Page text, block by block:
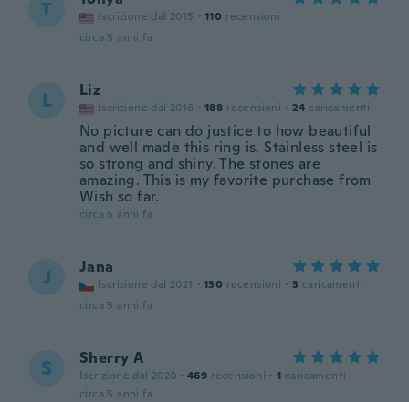
T Iscrizione dal 2015 · 110 recensioni
circa 5 anni fa
L Liz
Iscrizione dal 2016 · 188 recensioni · 24 caricamenti
No picture can do justice to how beautiful
and well made this ring is. Stainless steel is
so strong and shiny. The stones are
amazing. This is my favorite purchase from
Wish so far.
circa 5 anni fa
J Jana
Iscrizione dal 2021 · 130 recensioni · 3 caricamenti
circa 5 anni fa
S Sherry A
Iscrizione dal 2020 · 469 recensioni · 1 caricamenti
circa 5 anni fa